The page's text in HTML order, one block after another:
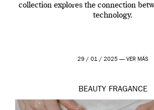
collection explores the connection
technology.
29 / 01 / 2025 — VER MÁS
BEAUTY FRAGANCE